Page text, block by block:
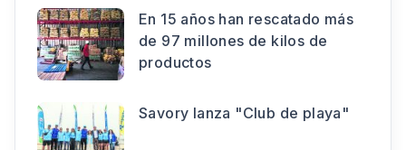
En 15 años han rescatado más
de 97 millones de kilos de
productos
Savory lanza "Club de playa"